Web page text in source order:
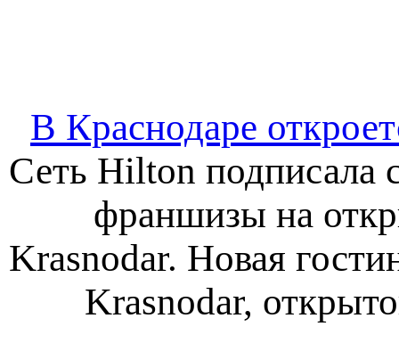
В Краснодаре
Сеть Hilton подписала
франшизы на
Krasnodar. Новая
Krasnodar,